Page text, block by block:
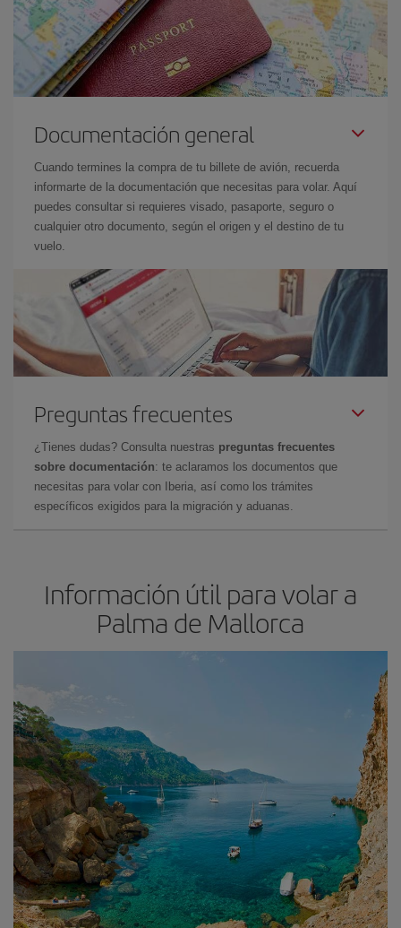
Documentación general
Cuando termines la compra de tu billete de avión, recuerda
informarte de la documentación que necesitas para volar. Aquí
puedes consultar si requieres visado, pasaporte, seguro o
cualquier otro documento, según el origen y el destino de tu
vuelo.
Preguntas frecuentes
¿Tienes dudas? Consulta nuestras preguntas frecuentes
sobre documentación: te aclaramos los documentos que
necesitas para volar con Iberia, así como los trámites
específicos exigidos para la migración y aduanas.
Información útil para volar a
Palma de Mallorca